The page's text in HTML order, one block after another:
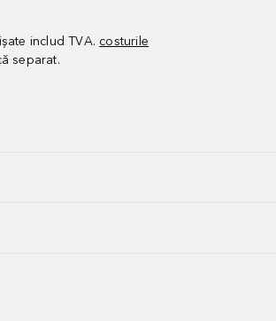
includ TVA. costurile
separat.